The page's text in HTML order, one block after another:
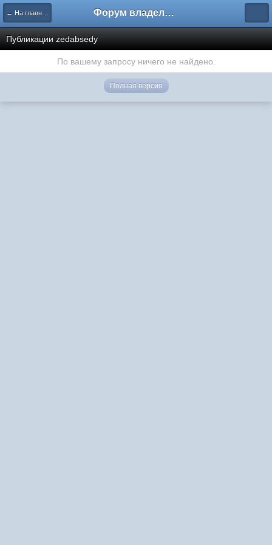
← На главную Форум владельцев интернет-магазинов
Публикации zedabsedy
По вашему запросу ничего не найдено.
Полная версия